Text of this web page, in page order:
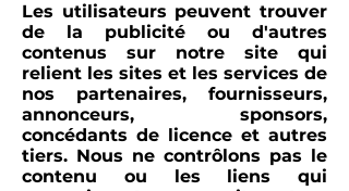
Les utilisateurs peuvent trouver
de la publicité ou d'autres
contenus sur notre site qui
relient les sites et les services de
nos partenaires, fournisseurs,
annonceurs, sponsors,
concédants de licence et autres
tiers. Nous ne contrôlons pas le
contenu ou les liens qui